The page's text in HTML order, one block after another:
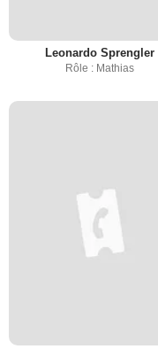
Leonardo Sprengler
Rôle : Mathias